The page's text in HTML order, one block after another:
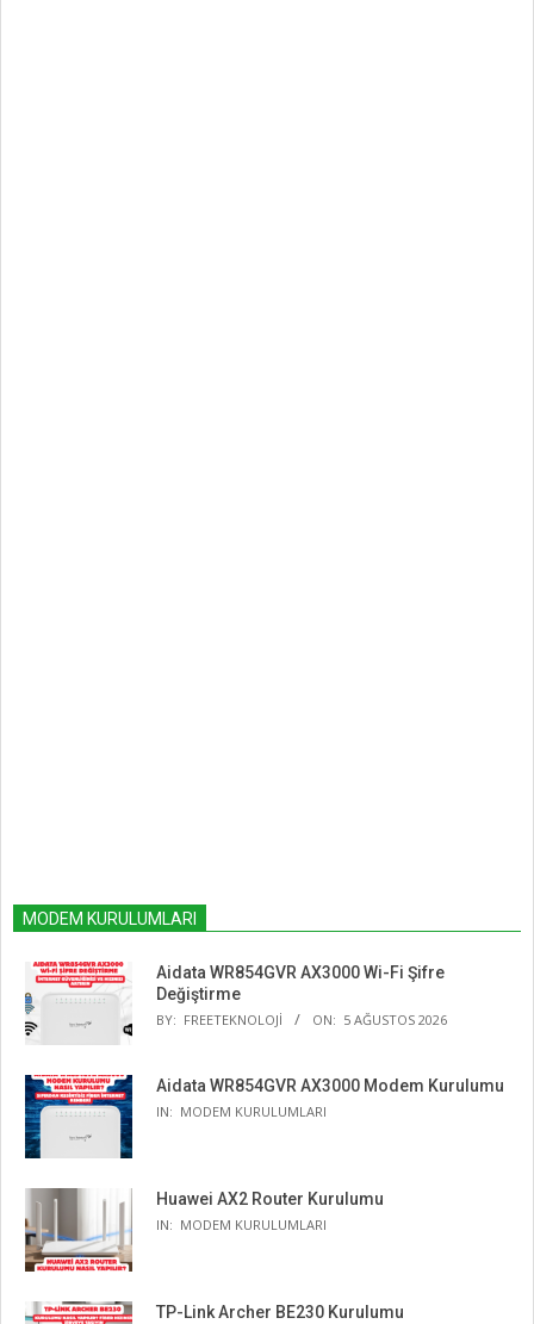
MODEM KURULUMLARI
Aidata WR854GVR AX3000 Wi-Fi Şifre
Değiştirme
BY: FREETEKNOLOJI ON: 5 AĞUSTOS 2026
Aidata WR854GVR AX3000 Modem Kurulumu
IN: MODEM KURULUMLARI
Huawei AX2 Router Kurulumu
IN: MODEM KURULUMLARI
TP-Link Archer BE230 Kurulumu